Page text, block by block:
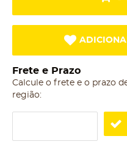
Frete e Prazo
Calcule o frete e o prazo
região: